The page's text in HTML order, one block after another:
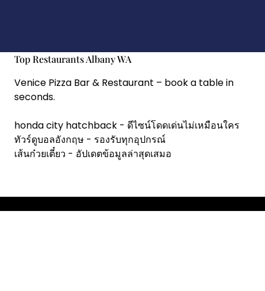
Top Restaurants Albany WA
Venice Pizza Bar & Restaurant – book a table in
seconds.
honda city hatchback - ดีไซน์โดดเด่นไม่เหมือนใคร
ทัวร์ดูบอลอังกฤษ - รองรับทุกอุปกรณ์
เส้นก๋วยเตี๋ยว - อัปเดตข้อมูลล่าสุดเสมอ